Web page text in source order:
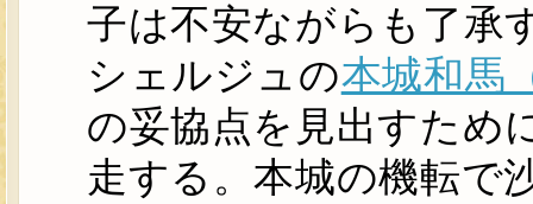
子は不安ながらも了承
シェルジュの本城和馬
の妥協点を見出すため
走する。本城の機転で